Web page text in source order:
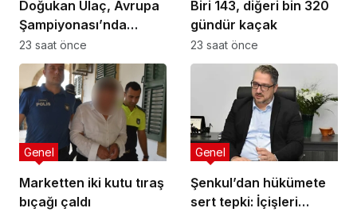
Doğukan Ulaç, Avrupa
Şampiyonası’nda
Türkiye Milli Takımı ile
mücadele etti
23 saat önce
Biri 143, diğeri bin 320
gündür kaçak
23 saat önce
Marketten iki kutu tıraş
bıçağı çaldı
Genel
Şenkul’dan hükümete
sert tepki: İçişleri
Genel